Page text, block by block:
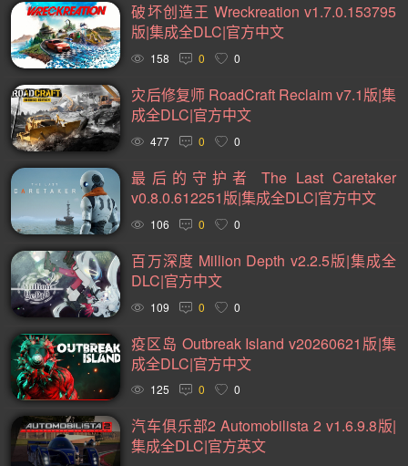
模拟(104)
像素图形(104) 困难(104)
指向点击(104)
二维(103)
角色自定义(101)
黑暗(98)
复古(95)
卡通(93)
动作类 Rogue(93)
动作角色扮演(88)
卡牌(86)
类银河战士恶魔城(81)
放松(78)
心理恐怖(77)
后末日(76) 经典(74)
第一人称射击(74)
塔防(72) 潜行(70)
二战(69)
黑暗奇幻(66)
第三人称射击(65)
生存恐怖(59)
弹幕射击(57)
策略战棋(57)
城市营造(56)
多结局(55) 在线合作(54)
经济(53)
竞速(52)
日系角色扮演(52)
互动小说(51)
策略战争(50)
回合战略(49)
资源管理(49) 迷宫探索(48)
破坏创造王 Wreckreation v1.7.0.153795
版|集成全DLC|官方中文
158 0 0
灾后修复师 RoadCraft Reclaim v7.1版|集
成全DLC|官方中文
477 0 0
最后的守护者 The Last Caretaker
v0.8.0.612251版|集成全DLC|官方中文
106 0 0
百万深度 Million Depth v2.2.5版|集成全
DLC|官方中文
109 0 0
疫区岛 Outbreak Island v20260621版|集
成全DLC|官方中文
125 0 0
汽车俱乐部2 Automobilista 2 v1.6.9.8版|
集成全DLC|官方英文